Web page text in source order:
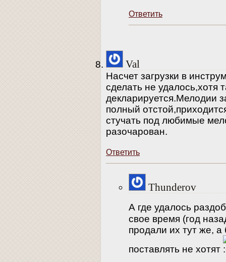
Ответить
Val
Насчет загрузки в
сделать не удалось,хотя
декларируется.Мелодии
полный
стучать под любимые
разочарован.
Ответить
Thunderov
А где удалось
свое время (год
продали их тут же,
поставлять не хотят